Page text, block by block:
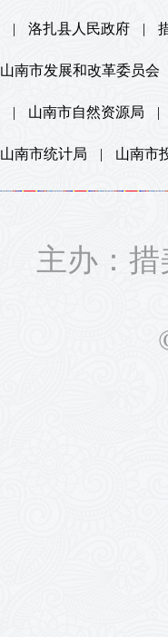
| 洛扎县人民政府 |
山南市发展和改革委员会
| 山南市自然资源局 |
山南市统计局 | 山南市
主办：